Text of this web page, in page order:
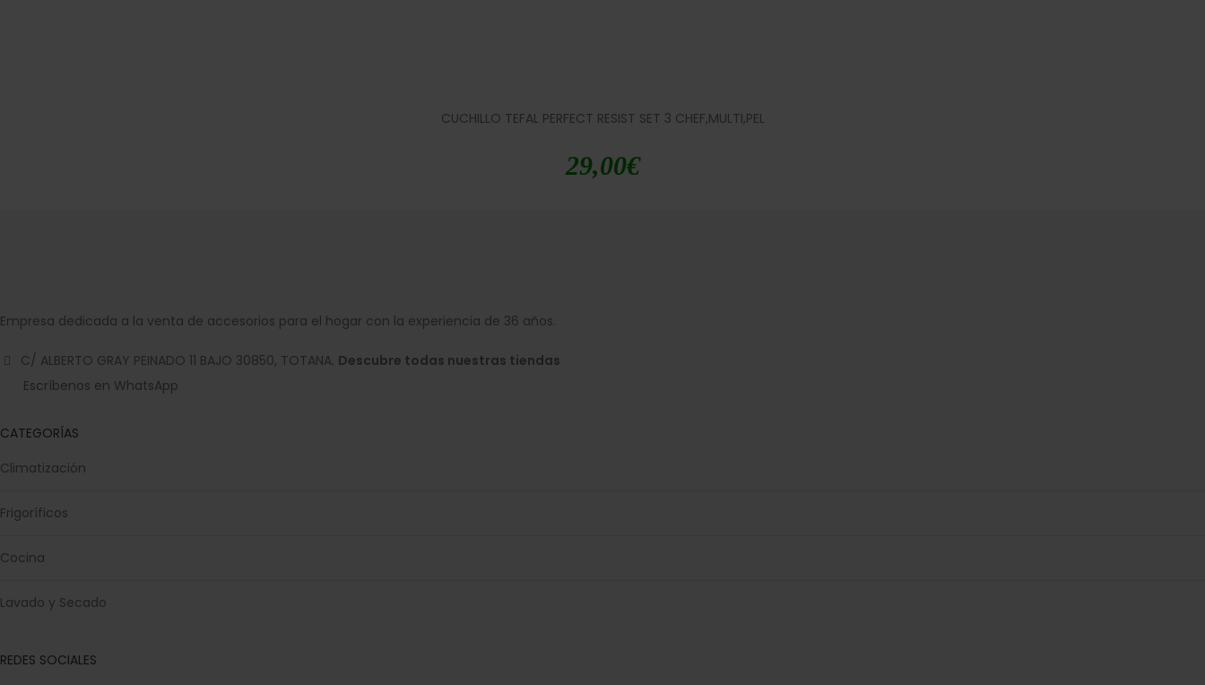
CUCHILLO TEFAL PERFECT RESIST SET 3 CHEF,MULTI,PEL
29,00€
Empresa dedicada a la venta de accesorios para el hogar con la experiencia de 36 años.
C/ ALBERTO GRAY PEINADO 11 BAJO 30850, TOTANA. Descubre todas nuestras tiendas
Escríbenos en WhatsApp
CATEGORÍAS
Climatización
Frigoríficos
Cocina
Lavado y Secado
REDES SOCIALES